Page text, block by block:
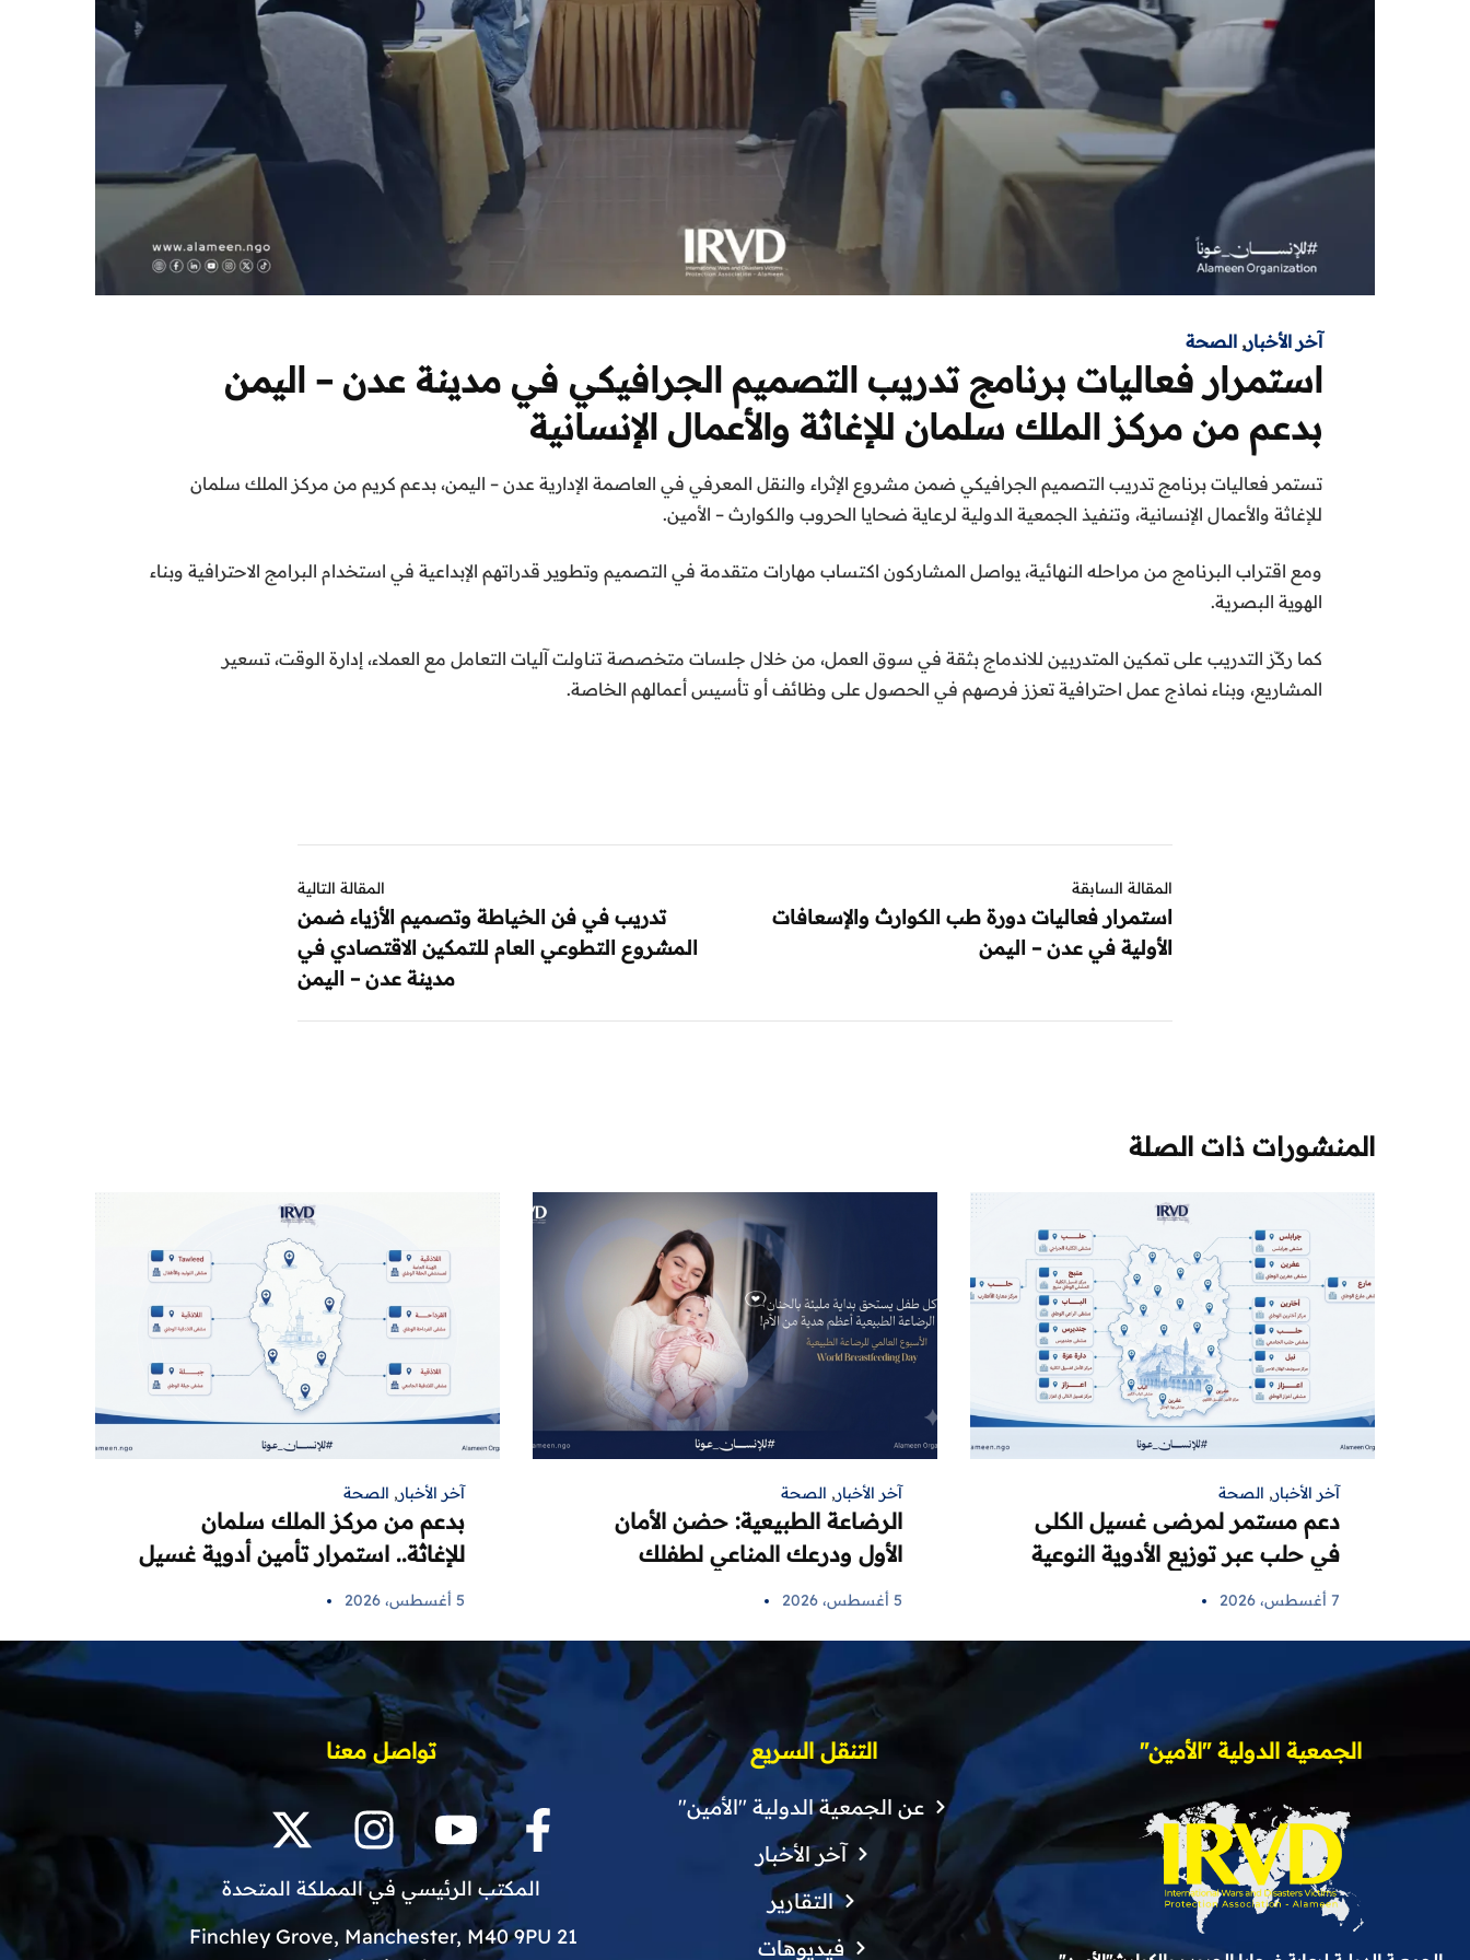
آخر الأخبار, الصحة
استمرار فعاليات برنامج تدريب التصميم الجرافيكي في مدينة عدن – اليمن
بدعم من مركز الملك سلمان للإغاثة والأعمال الإنسانية
تستمر فعاليات برنامج تدريب التصميم الجرافيكي ضمن مشروع الإثراء والنقل المعرفي في العاصمة الإدارية عدن – اليمن، بدعم كريم من مركز الملك سلمان
للإغاثة والأعمال الإنسانية، وتنفيذ الجمعية الدولية لرعاية ضحايا الحروب والكوارث – الأمين.
ومع اقتراب البرنامج من مراحله النهائية، يواصل المشاركون اكتساب مهارات متقدمة في التصميم وتطوير قدراتهم الإبداعية في استخدام البرامج الاحترافية وبناء
الهوية البصرية.
كما ركّز التدريب على تمكين المتدربين للاندماج بثقة في سوق العمل، من خلال جلسات متخصصة تناولت آليات التعامل مع العملاء، إدارة الوقت، تسعير
المشاريع، وبناء نماذج عمل احترافية تعزز فرصهم في الحصول على وظائف أو تأسيس أعمالهم الخاصة.
المقالة السابقة
استمرار فعاليات دورة طب الكوارث والإسعافات
الأولية في عدن – اليمن
المقالة التالية
تدريب في فن الخياطة وتصميم الأزياء ضمن
المشروع التطوعي العام للتمكين الاقتصادي في
مدينة عدن – اليمن
المنشورات ذات الصلة
آخر الأخبار, الصحة
دعم مستمر لمرضى غسيل الكلى
في حلب عبر توزيع الأدوية النوعية
7 أغسطس، 2026
آخر الأخبار, الصحة
الرضاعة الطبيعية: حضن الأمان
الأول ودرعك المناعي لطفلك
5 أغسطس، 2026
آخر الأخبار, الصحة
بدعم من مركز الملك سلمان
للإغاثة.. استمرار تأمين أدوية غسيل
5 أغسطس، 2026
الجمعية الدولية "الأمين" التنقل السريع
عن الجمعية الدولية "الأمين"
آخر الأخبار
التقارير
فيديوهات
تواصل معنا
المكتب الرئيسي في المملكة المتحدة
21 Finchley Grove, Manchester, M40 9PU